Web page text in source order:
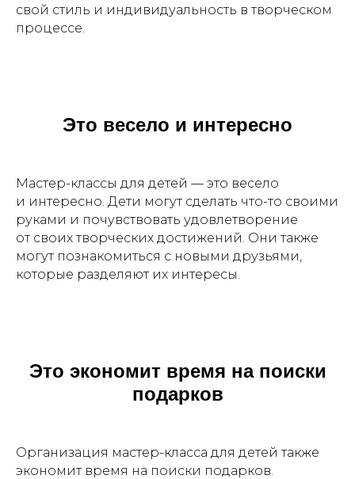
свой стиль и индивидуальность в творческом
процессе.
Это весело и интересно
Мастер-классы для детей — это весело
и интересно. Дети могут сделать что-то своими
руками и почувствовать удовлетворение
от своих творческих достижений. Они также
могут познакомиться с новыми друзьями,
которые разделяют их интересы.
Это экономит время на поиски
подарков
Организация мастер-класса для детей также
экономит время на поиски подарков.